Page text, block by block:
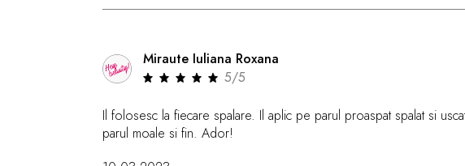
Miraute Iuliana Roxana
5/5
Il folosesc la fiecare spalare. Il aplic pe parul proaspat spalat si
parul moale si fin. Ador!